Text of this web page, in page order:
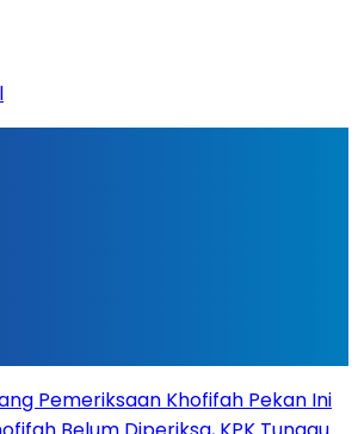
Pemeriksaan Khofifah Pekan Ini